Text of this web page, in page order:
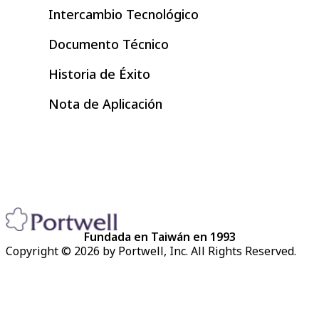
Intercambio Tecnológico
Documento Técnico
Historia de Éxito
Nota de Aplicación
Fundada en Taiwán en 1993
Copyright © 2026 by Portwell, Inc. All Rights Reserved.